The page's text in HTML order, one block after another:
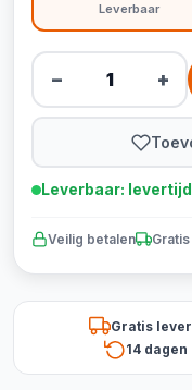
Leverbaar
− +
Leverbaar:
Veilig betalen
Gratis
14